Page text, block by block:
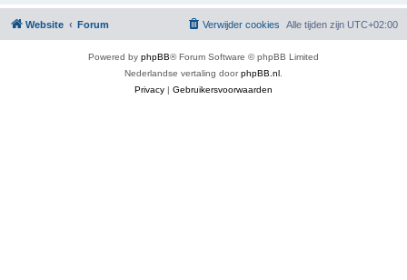
Website Forum Alle tijden zijn UTC+02:00
Verwijder cookies
Powered by phpBB® Forum Software © phpBB Limited
Nederlandse vertaling doorphpBB.nl
Privacy | Gebruikersvoorwaarden